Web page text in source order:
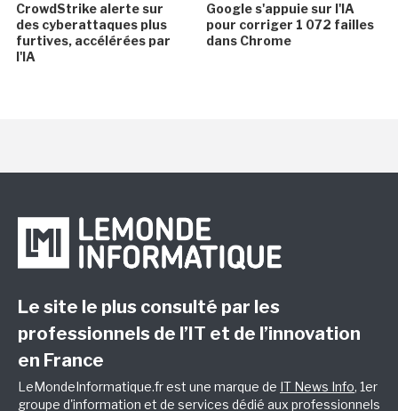
CrowdStrike alerte sur
des cyberattaques plus
furtives, accélérées par
l'IA
Google s'appuie sur l'IA
pour corriger 1 072 failles
dans Chrome
Le site le plus consulté par les
professionnels de l’IT et de l’innovation
en France
LeMondeInformatique.fr est une marque de IT News Info, 1er
groupe d'information et de services dédié aux professionnels